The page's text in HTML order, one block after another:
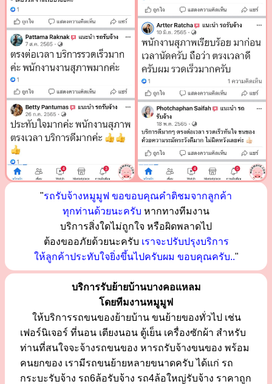
"รถรับจ้างหมูมูฟ ขอขอบคุณคำติชมจากลูกค้า
ทุกท่านด้วยนะครับ หากทางทีมงาน
บริการสิ่งใดไม่ถูกใจ หรือผิดพลาดไป
ต้องขออภัยด้วยนะครับ เราจะปรับปรุงบริการ
ให้ลูกค้าประทับใจยิ่งขึ้นไปครับผม ขอบคุณครับ.."
บริการรับย้ายบ้านบางคอแหลม
โดยทีมงานหมูมูฟ
ให้บริการรถขนของย้ายบ้าน ขนย้ายของทั่วไป เช่น
เฟอร์นิเจอร์ ที่นอน เตียงนอน ตู้เย็น เครื่องซักผ้า สำหรับ
ท่านที่สนใจจะจ้างรถขนของ หารถรับจ้างขนของ พร้อม
คนยกของ เรามีรถขนย้ายหลายขนาดครับ ได้แก่ รถ
กระบะรับจ้าง รถ6ล้อรับจ้าง รถ4ล้อใหญ่รับจ้าง ราคาถูก